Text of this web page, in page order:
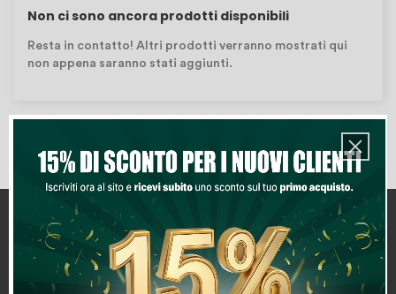
Non ci sono ancora prodotti disponibili
Resta in contatto! Altri prodotti verranno mostrati qui
non appena saranno stati aggiunti.
Capitan Ingrosso
Km. 78.000, SS148, Km 78, 04100
04100 Latina, Italia